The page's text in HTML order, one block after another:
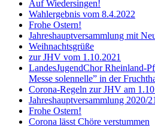
Auf Wiedersingen!
Wahlergebnis vom 8.4.2022
Frohe Ostern!
Jahreshauptversammlung mit
Weihnachtsgrüße
zur JHV vom 1.10.2021
LandesJugendChor Rheinland-
Messe solennelle” in der
Corona-Regeln zur JHV am
Jahreshauptversammlung 2020/
Frohe Ostern!
Corona lässt Chöre verstummen